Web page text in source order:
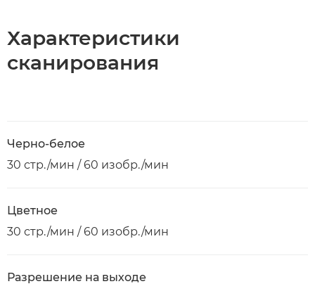
Характеристики
cканирования
Черно-белое
30 стр./мин / 60 изобр./мин
Цветное
30 стр./мин / 60 изобр./мин
Разрешение на выходе